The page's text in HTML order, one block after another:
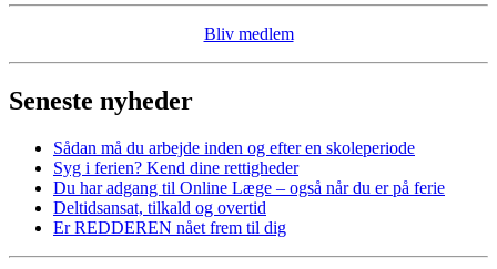
Bliv medlem
Seneste nyheder
Sådan må du arbejde inden og efter en skoleperiode
Syg i ferien? Kend dine rettigheder
Du har adgang til Online Læge – også når du er på ferie
Deltidsansat, tilkald og overtid
Er REDDEREN nået frem til dig